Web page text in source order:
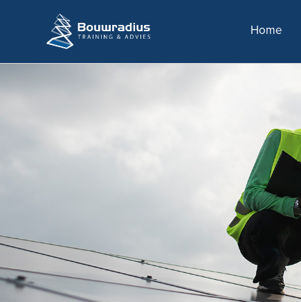
Home